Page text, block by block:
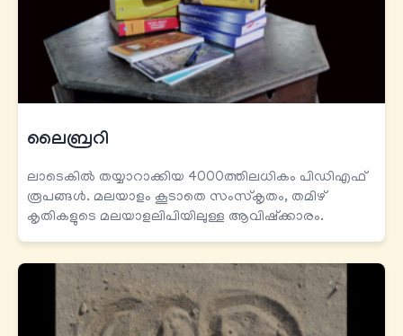
ലൈബ്രറി
ലാടെകിൽ തയ്യാറാക്കിയ 4000ത്തിലധികം പിഡിഎഫ്
രൂപങ്ങൾ. മലയാളം കൂടാതെ സംസ്കൃതം, തമിഴ്
കൃതികളുടെ മലയാളലിപിയിലുള്ള ആവിഷ്ക്കാരം.